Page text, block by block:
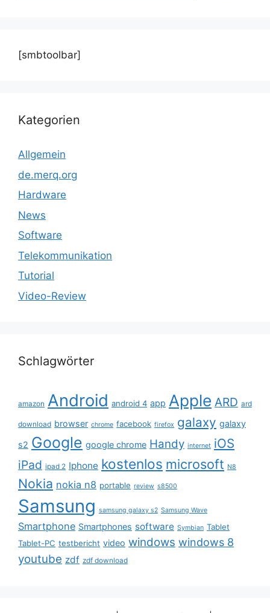
[smbtoolbar]
Kategorien
Allgemein
de.merq.org
Hardware
News
Software
Telekommunikation
Tutorial
Video-Review
Schlagwörter
amazon Android android 4 app Apple ARD ard
download browser chrome facebook firefox galaxy galaxy
s2 Google google chrome Handy internet iOS
iPad ipad 2 Iphone kostenlos microsoft N8
Nokia nokia n8 portable review s8500
Samsung samsung galaxy s2 Samsung Wave
Smartphone Smartphones software Symbian Tablet
Tablet-PC testbericht video windows windows 8
youtube zdf zdf download